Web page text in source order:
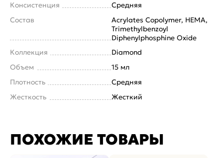
Консистенция
Средняя
Состав
Acrylates Copolymer, HEMA,
Trimethylbenzoyl
Diphenylphosphine Oxide
Коллекция
Diamond
Объем
15 мл
Плотность
Средняя
Жесткость
Жесткий
ПОХОЖИЕ ТОВАРЫ